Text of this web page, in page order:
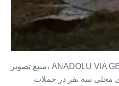
منبع تصویر، ANADOLU VIA
محلی سه نفر در حملات